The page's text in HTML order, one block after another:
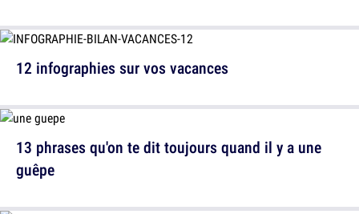
13 phrases qu'on te dit toujours quand il y a une
guêpe
12 infographies sur vos vacances